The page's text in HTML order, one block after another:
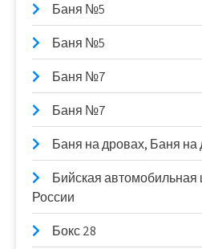
Баня №5
Баня №5
Баня №7
Баня №7
Баня на дровах, Баня на
Бийская
России
Бокс 28